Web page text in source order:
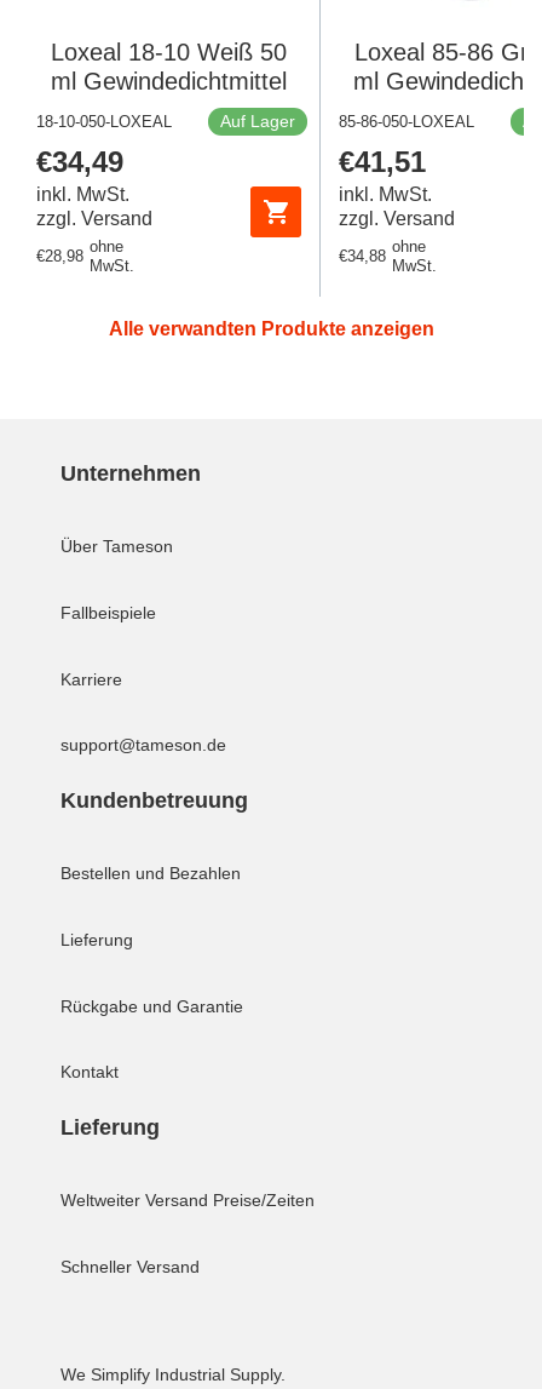
Loxeal 18-10 Weiß 50
ml Gewindedichtmittel
18-10-050-LOXEAL Auf Lager
Regulärer
Preis
€34,49
inkl. MwSt.
zzgl. Versand
Regulärer
€28,98
ohne
MwSt.
Loxeal 85-86
ml
85-86-050-LOXEAL
Regulärer
Preis
€41,51
inkl. MwSt.
zzgl. Versand
Regulärer
€34,88
ohne
MwSt.
Alle verwandten Produkte anzeigen
Unternehmen
Über Tameson
Fallbeispiele
Karriere
support@tameson.de
Kundenbetreuung
Bestellen und Bezahlen
Lieferung
Rückgabe und Garantie
Kontakt
Lieferung
Weltweiter Versand Preise/Zeiten
Schneller Versand
We Simplify Industrial Supply.